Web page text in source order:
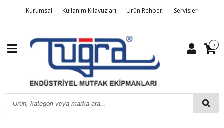
Kurumsal Kullanım Kılavuzları Ürün Rehberi Servisler
0